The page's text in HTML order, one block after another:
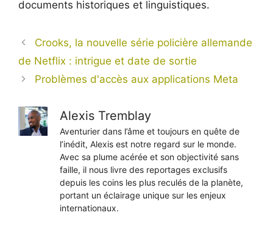
documents historiques et linguistiques.
Crooks, la nouvelle série policière allemande
de Netflix : intrigue et date de sortie
Problèmes d'accès aux applications Meta
Alexis Tremblay
Aventurier dans l’âme et toujours en quête de
l’inédit, Alexis est notre regard sur le monde.
Avec sa plume acérée et son objectivité sans
faille, il nous livre des reportages exclusifs
depuis les coins les plus reculés de la planète,
portant un éclairage unique sur les enjeux
internationaux.